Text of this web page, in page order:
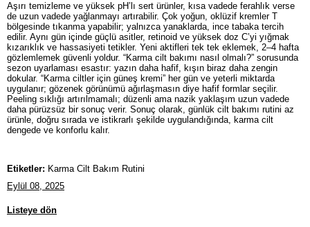
Aşırı temizleme ve yüksek pH’lı sert ürünler, kısa vadede ferahlık verse
de uzun vadede yağlanmayı artırabilir. Çok yoğun, oklüzif kremler T
bölgesinde tıkanma yapabilir; yalnızca yanaklarda, ince tabaka tercih
edilir. Aynı gün içinde güçlü asitler, retinoid ve yüksek doz C’yi yığmak
kızarıklık ve hassasiyeti tetikler. Yeni aktifleri tek tek eklemek, 2–4 hafta
gözlemlemek güvenli yoldur. “Karma cilt bakımı nasıl olmalı?” sorusunda
sezon uyarlaması esastır: yazın daha hafif, kışın biraz daha zengin
dokular. “Karma ciltler için güneş kremi” her gün ve yeterli miktarda
uygulanır; gözenek görünümü ağırlaşmasın diye hafif formlar seçilir.
Peeling sıklığı artırılmamalı; düzenli ama nazik yaklaşım uzun vadede
daha pürüzsüz bir sonuç verir. Sonuç olarak, günlük cilt bakımı rutini az
ürünle, doğru sırada ve istikrarlı şekilde uygulandığında, karma cilt
dengede ve konforlu kalır.
Etiketler: Karma Cilt Bakım Rutini
Eylül 08, 2025
Listeye dön